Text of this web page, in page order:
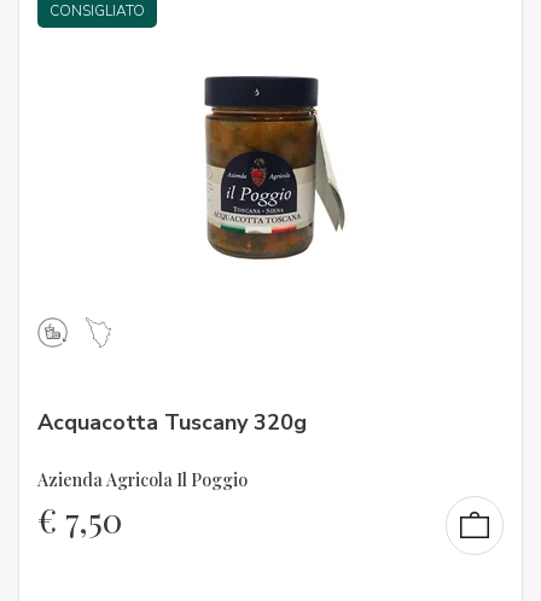
CONSIGLIATO
Acquacotta Tuscany 320g
Azienda Agricola Il Poggio
€ 7,50